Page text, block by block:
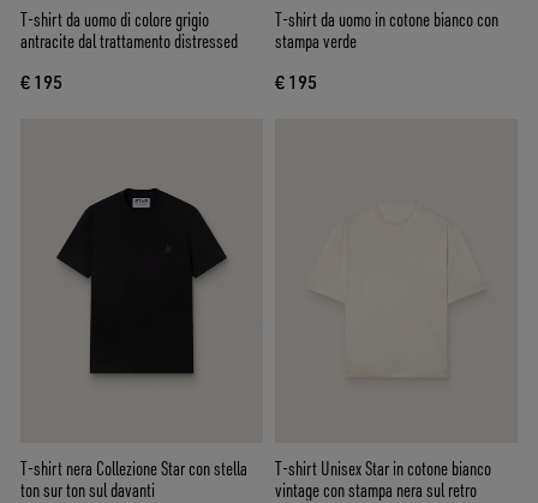
T-shirt da uomo di colore grigio
antracite dal trattamento distressed
€ 195
T-shirt da uomo in cotone bianco con
stampa verde
€ 195
T-shirt nera Collezione Star con stella
ton sur ton sul davanti
T-shirt Unisex Star in cotone bianco
vintage con stampa nera sul retro